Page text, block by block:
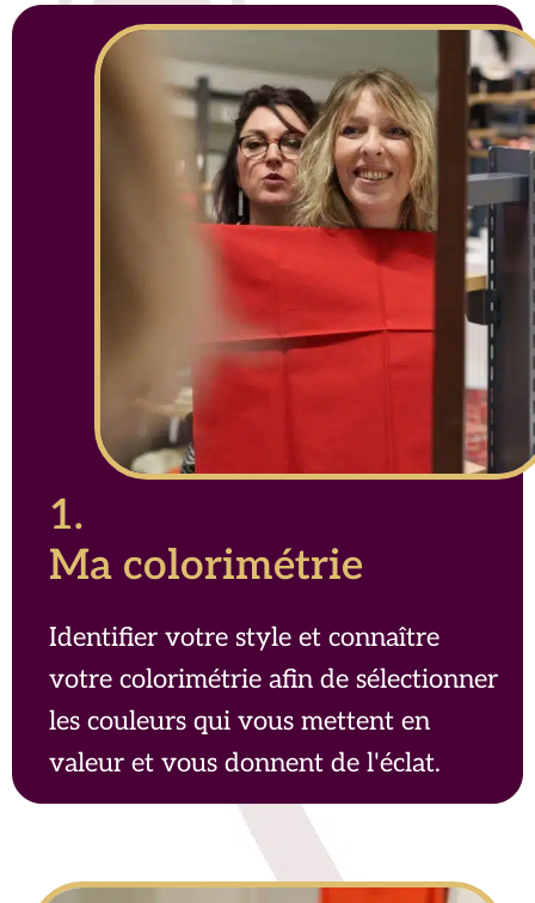
1.
Ma colorimétrie
Identifier votre style et connaître
votre colorimétrie afin de sélectionner
les couleurs qui vous mettent en
valeur et vous donnent de l'éclat.